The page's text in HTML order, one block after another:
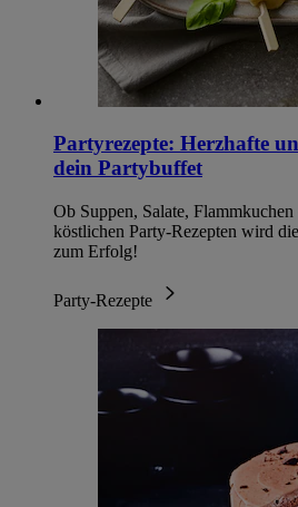
Partyrezepte: Herzhafte
dein Partybuffet
Ob Suppen, Salate,
köstlichen Party-Rezepten wird
zum Erfolg!
Party-Rezepte